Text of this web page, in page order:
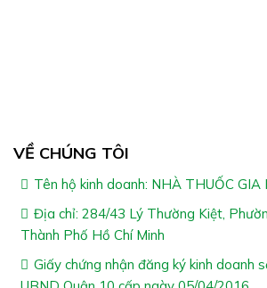
VỀ CHÚNG TÔI
Tên hộ kinh doanh: NHÀ THUỐC GIA
Địa chỉ: 284/43 Lý Thường Kiệt,
Thành Phố Hồ Chí Minh
Giấy chứng nhận đăng ký kinh doanh